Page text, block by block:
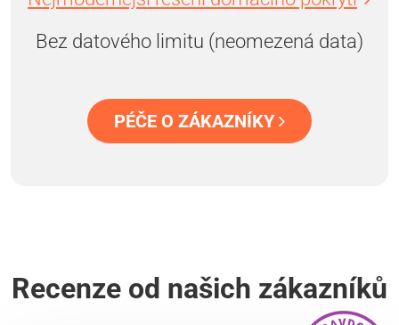
Bez datového limitu (neomezená data)
PÉČE O ZÁKAZNÍKY
Recenze od našich zákazníků